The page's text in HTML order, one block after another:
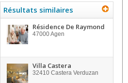
Résultats similaires
Résidence De Raymond
47000Agen
Villa Castera
32410 Castera Verduzan